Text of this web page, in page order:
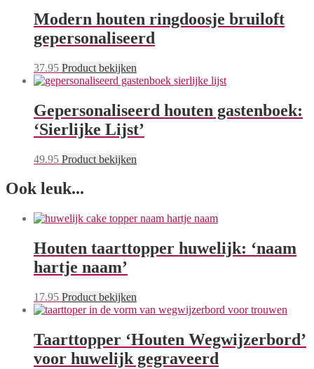
Modern houten ringdoosje bruiloft
gepersonaliseerd
37.95 Product bekijken
Gepersonaliseerd houten gastenboek:
‘Sierlijke Lijst’
49.95 Product bekijken
Ook leuk...
Houten taarttopper huwelijk: ‘naam
hartje naam’
17.95 Product bekijken
Taarttopper ‘Houten Wegwijzerbord’
voor huwelijk gegraveerd